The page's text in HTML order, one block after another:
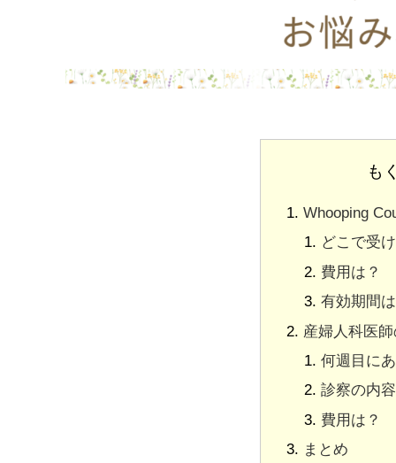
も
Whooping
どこで受
費用は？
有効期間
産婦人科医
何週目に
診察の内
費用は？
まとめ